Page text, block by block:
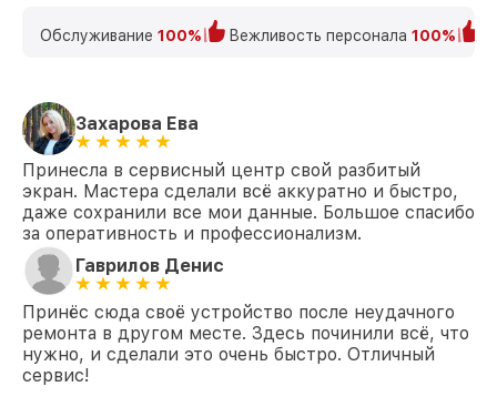
Обслуживание 100% Вежливость персонала 100%
Захарова Ева
Принесла в сервисный центр свой разбитый
экран. Мастера сделали всё аккуратно и быстро,
даже сохранили все мои данные. Большое спасибо
за оперативность и профессионализм.
Гаврилов Денис
Принёс сюда своё устройство после неудачного
ремонта в другом месте. Здесь починили всё, что
нужно, и сделали это очень быстро. Отличный
сервис!